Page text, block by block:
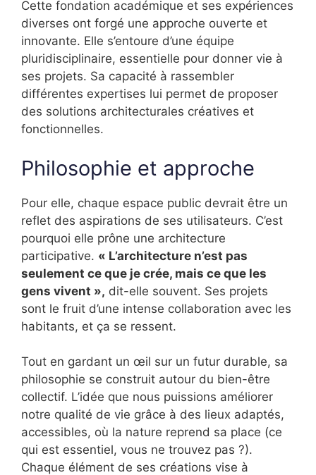
Cette fondation académique et ses expériences
diverses ont forgé une approche ouverte et
innovante. Elle s’entoure d’une équipe
pluridisciplinaire, essentielle pour donner vie à
ses projets. Sa capacité à rassembler
différentes expertises lui permet de proposer
des solutions architecturales créatives et
fonctionnelles.
Philosophie et approche
Pour elle, chaque espace public devrait être un
reflet des aspirations de ses utilisateurs. C’est
pourquoi elle prône une architecture
participative. « L’architecture n’est pas
seulement ce que je crée, mais ce que les
gens vivent », dit-elle souvent. Ses projets
sont le fruit d’une intense collaboration avec les
habitants, et ça se ressent.
Tout en gardant un œil sur un futur durable, sa
philosophie se construit autour du bien-être
collectif. L’idée que nous puissions améliorer
notre qualité de vie grâce à des lieux adaptés,
accessibles, où la nature reprend sa place (ce
qui est essentiel, vous ne trouvez pas ?).
Chaque élément de ses créations vise à